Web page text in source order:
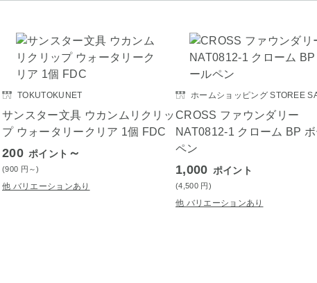
TOKUTOKUNET
サンスター文具 ウカンムリクリッ
プ ウォータリークリア 1個 FDC
200 ポイント ～
(900 円 ～)
他 バリエーションあり
ホームショッピング STOREE
CROSS ファウンダリー
NAT0812-1 クローム BP
ペン
1,000 ポイント
(4,500 円)
他 バリエーションあり